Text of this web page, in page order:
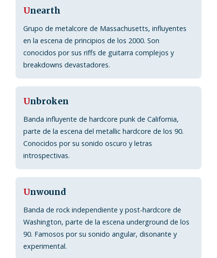
Unearth
Grupo de metalcore de Massachusetts, influyentes
en la escena de principios de los 2000. Son
conocidos por sus riffs de guitarra complejos y
breakdowns devastadores.
Unbroken
Banda influyente de hardcore punk de California,
parte de la escena del metallic hardcore de los 90.
Conocidos por su sonido oscuro y letras
introspectivas.
Unwound
Banda de rock independiente y post-hardcore de
Washington, parte de la escena underground de los
90. Famosos por su sonido angular, disonante y
experimental.